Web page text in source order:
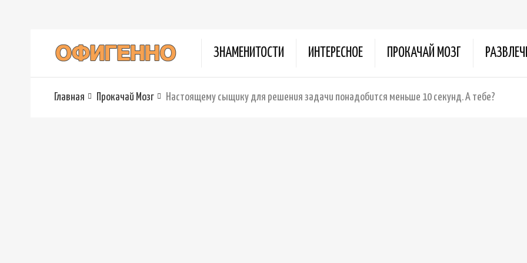
ЗНАМЕНИТОСТИ ИНТЕРЕСНОЕ ПРОКАЧАЙ МОЗГ
Главная Прокачай Мозг Настоящему сыщику для решения задачи понадобится меньше 10 секунд. А тебе?